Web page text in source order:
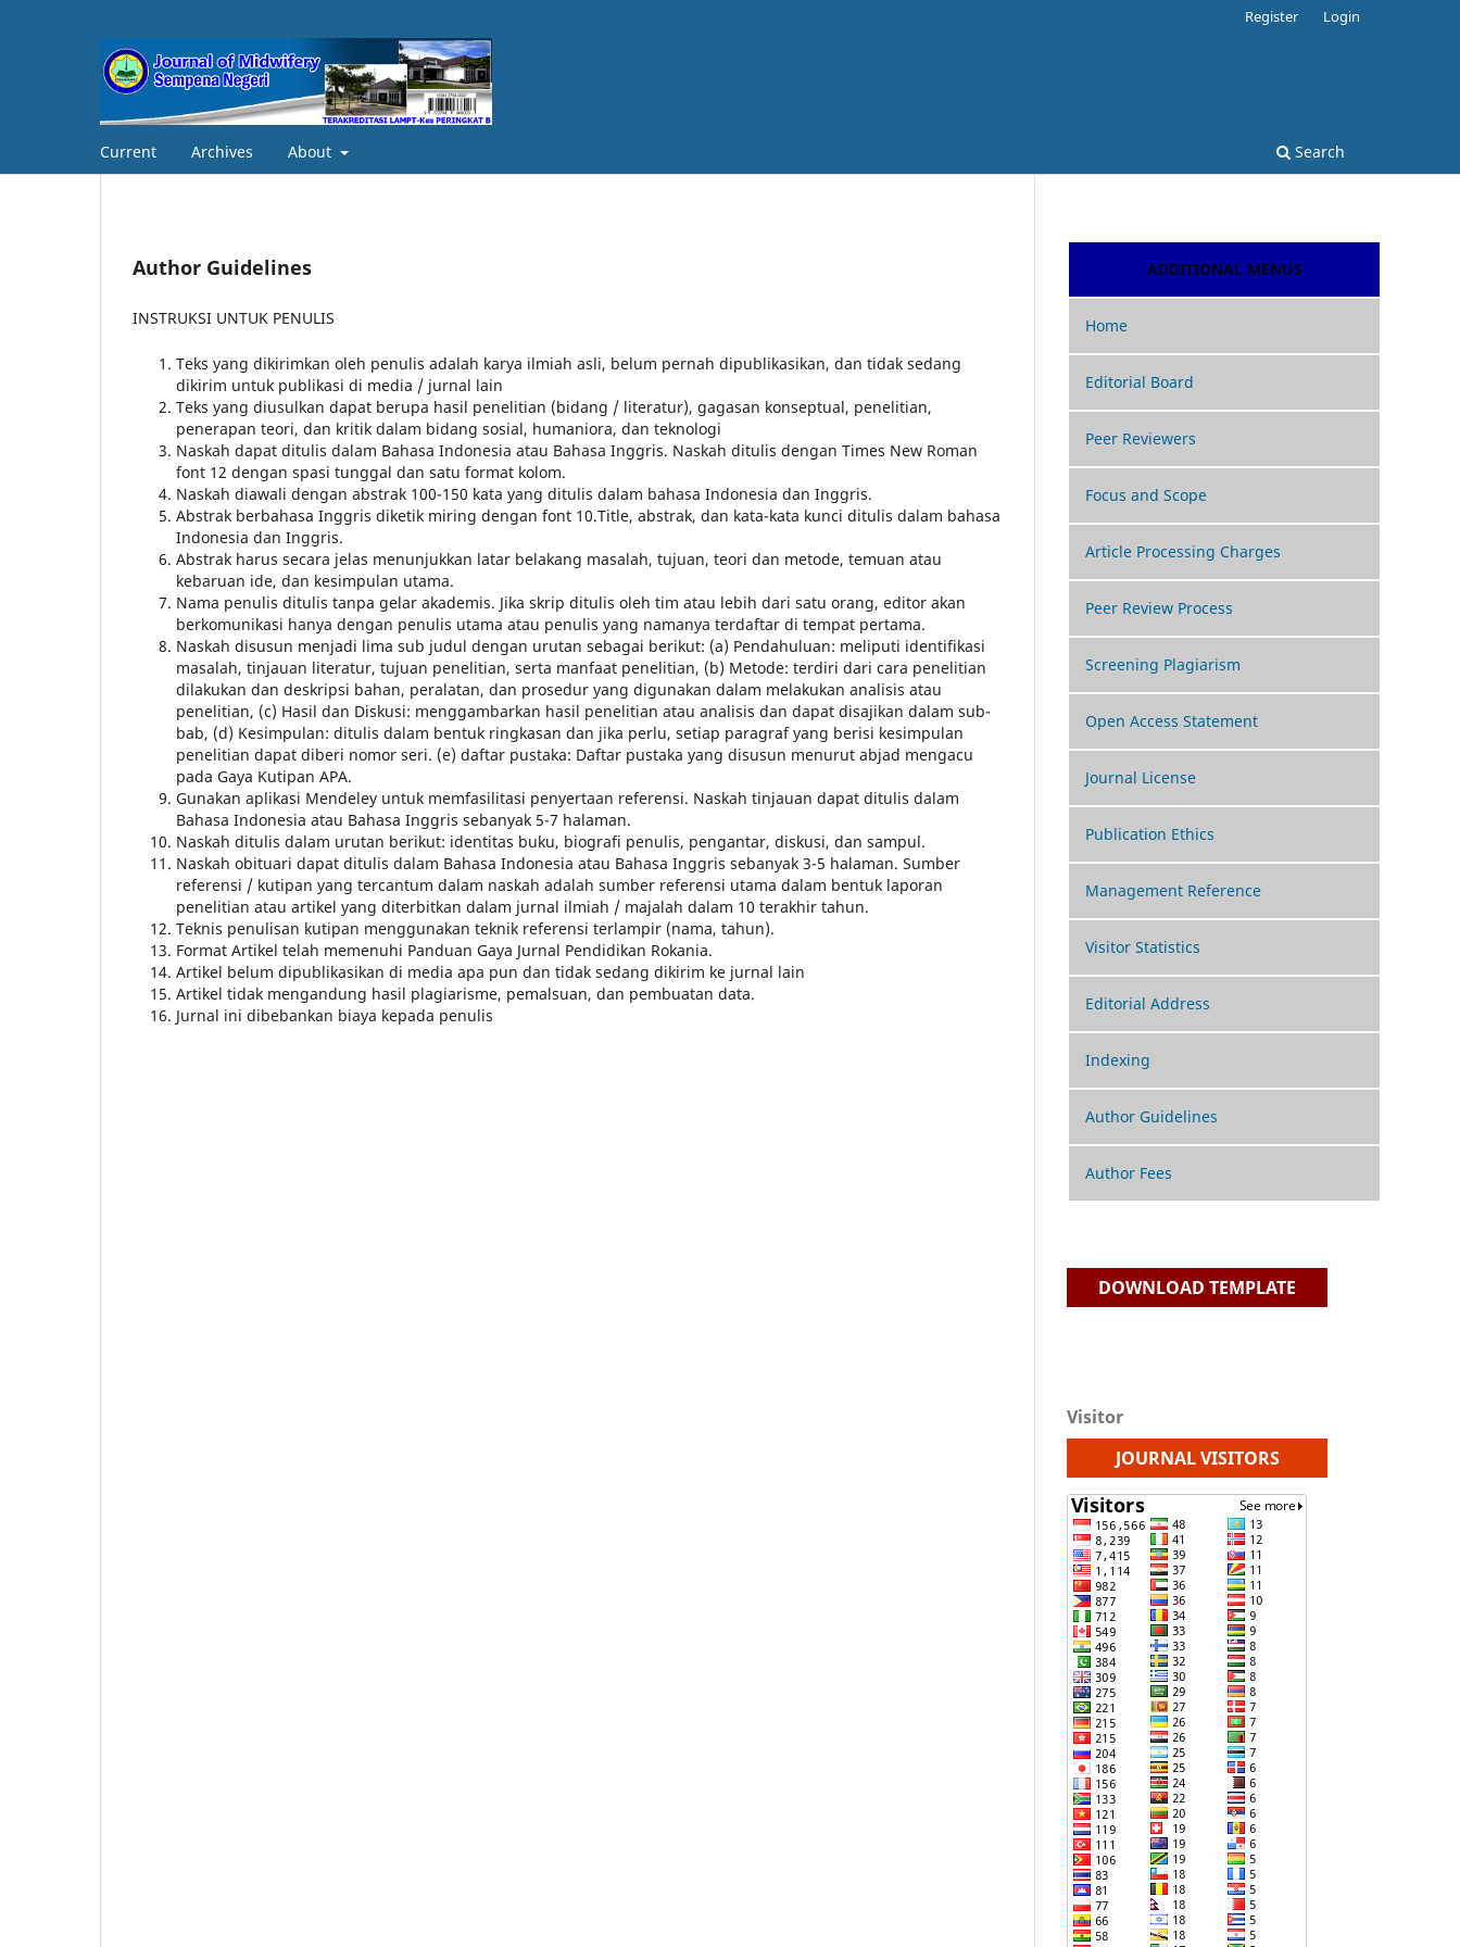
Current Archives About Search
Register Login
Author Guidelines
INSTRUKSI UNTUK PENULIS
Teks yang dikirimkan oleh penulis adalah karya ilmiah asli, belum pernah dipublikasikan, dan tidak sedang
dikirim untuk publikasi di media / jurnal lain
Teks yang diusulkan dapat berupa hasil penelitian (bidang / literatur), gagasan konseptual, penelitian,
penerapan teori, dan kritik dalam bidang sosial, humaniora, dan teknologi
Naskah dapat ditulis dalam Bahasa Indonesia atau Bahasa Inggris. Naskah ditulis dengan Times New Roman
font 12 dengan spasi tunggal dan satu format kolom.
Naskah diawali dengan abstrak 100-150 kata yang ditulis dalam bahasa Indonesia dan Inggris.
Abstrak berbahasa Inggris diketik miring dengan font 10.Title, abstrak, dan kata-kata kunci ditulis dalam bahasa
Indonesia dan Inggris.
Abstrak harus secara jelas menunjukkan latar belakang masalah, tujuan, teori dan metode, temuan atau
kebaruan ide, dan kesimpulan utama.
Nama penulis ditulis tanpa gelar akademis. Jika skrip ditulis oleh tim atau lebih dari satu orang, editor akan
berkomunikasi hanya dengan penulis utama atau penulis yang namanya terdaftar di tempat pertama.
Naskah disusun menjadi lima sub judul dengan urutan sebagai berikut: (a) Pendahuluan: meliputi identifikasi
masalah, tinjauan literatur, tujuan penelitian, serta manfaat penelitian, (b) Metode: terdiri dari cara penelitian
dilakukan dan deskripsi bahan, peralatan, dan prosedur yang digunakan dalam melakukan analisis atau
penelitian, (c) Hasil dan Diskusi: menggambarkan hasil penelitian atau analisis dan dapat disajikan dalam sub-
bab, (d) Kesimpulan: ditulis dalam bentuk ringkasan dan jika perlu, setiap paragraf yang berisi kesimpulan
penelitian dapat diberi nomor seri. (e) daftar pustaka: Daftar pustaka yang disusun menurut abjad mengacu
pada Gaya Kutipan APA.
Gunakan aplikasi Mendeley untuk memfasilitasi penyertaan referensi. Naskah tinjauan dapat ditulis dalam
Bahasa Indonesia atau Bahasa Inggris sebanyak 5-7 halaman.
Naskah ditulis dalam urutan berikut: identitas buku, biografi penulis, pengantar, diskusi, dan sampul.
Naskah obituari dapat ditulis dalam Bahasa Indonesia atau Bahasa Inggris sebanyak 3-5 halaman. Sumber
referensi / kutipan yang tercantum dalam naskah adalah sumber referensi utama dalam bentuk laporan
penelitian atau artikel yang diterbitkan dalam jurnal ilmiah / majalah dalam 10 terakhir tahun.
Teknis penulisan kutipan menggunakan teknik referensi terlampir (nama, tahun).
Format Artikel telah memenuhi Panduan Gaya Jurnal Pendidikan Rokania.
Artikel belum dipublikasikan di media apa pun dan tidak sedang dikirim ke jurnal lain
Artikel tidak mengandung hasil plagiarisme, pemalsuan, dan pembuatan data.
Jurnal ini dibebankan biaya kepada penulis
ADDITIONAL MENUS
Home
Editorial Board
Peer Reviewers
Focus and Scope
Article Processing Charges
Peer Review Process
Screening Plagiarism
Open Access Statement
Journal License
Publication Ethics
Management Reference
Visitor Statistics
Editorial Address
Indexing
Author Guidelines
Author Fees
DOWNLOAD TEMPLATE
Visitor
JOURNAL VISITORS